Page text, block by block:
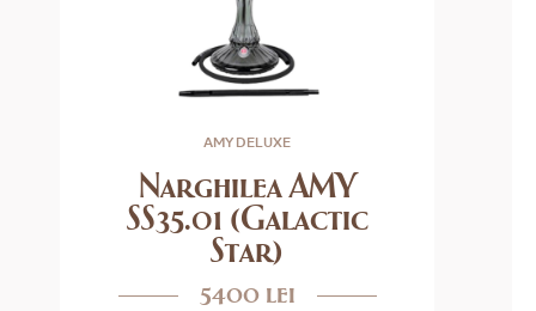
AMY DELUXE
Narghilea AMY
SS35.01 (Galactic
Star)
5400 lei